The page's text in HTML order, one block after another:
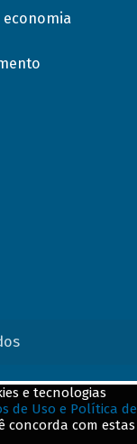
economia
e tecnologias
de Uso e Política de
concorda com estas